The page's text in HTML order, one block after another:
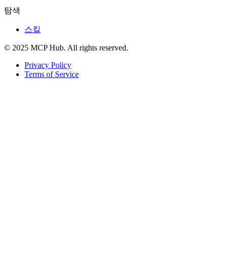
탐색
스킬
© 2025 MCP Hub. All rights reserved.
Privacy Policy
Terms of Service